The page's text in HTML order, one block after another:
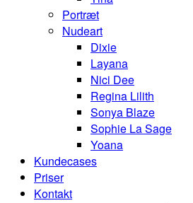
Portræt
Nudeart
Dixie
Layana
Nici Dee
Regina Lilith
Sonya Blaze
Sophie La Sage
Yoana
Kundecases
Priser
Kontakt